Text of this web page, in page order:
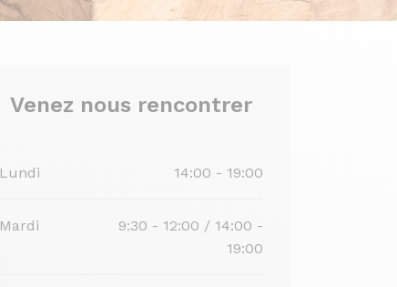
Venez nous rencontrer
Lundi 14:00 - 19:00
Mardi
9:30 - 12:00 / 14:00 -
19:00